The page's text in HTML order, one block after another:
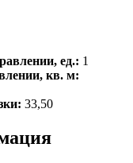
ед.: 1
кв. м:
33,50